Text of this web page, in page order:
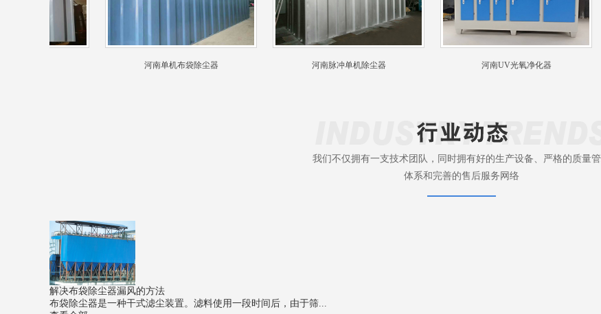
河南单机布袋除尘器 河南脉冲单机除尘器 河南UV光氧净化器
我们不仅拥有一支技术团队，同时拥有好的生产设备、严格的质量
体系和完善的售后服务网络
解决布袋除尘器漏风的方法
布袋除尘器是一种干式滤尘装置。滤料使用一段时间后，由于筛...